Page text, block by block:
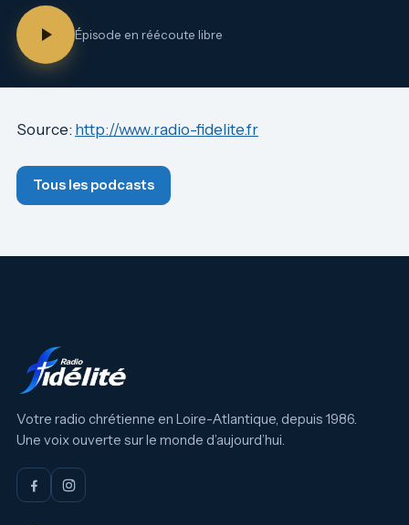
Épisode en réécoute libre
Source: http://www.radio-fidelite.fr
Tous les podcasts
Votre radio chrétienne en Loire-Atlantique, depuis 1986.
Une voix ouverte sur le monde d’aujourd’hui.